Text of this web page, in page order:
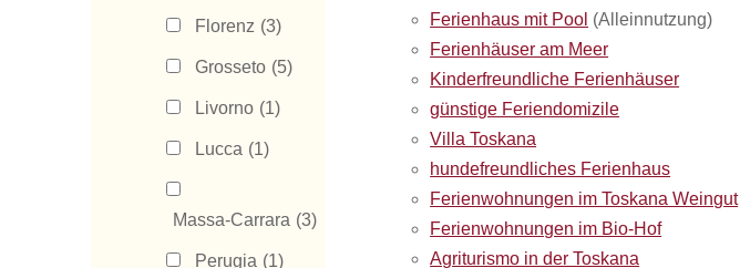
Florenz (3)
Grosseto (5)
Livorno (1)
Lucca (1)
Massa-Carrara (3)
Perugia (1)
Ferienhaus mit Pool (Alleinnutzung)
Ferienhäuser am Meer
Kinderfreundliche Ferienhäuser
günstige Feriendomizile
Villa Toskana
hundefreundliches Ferienhaus
Ferienwohnungen im Toskana Weingut
Ferienwohnungen im Bio-Hof
Agriturismo in der Toskana